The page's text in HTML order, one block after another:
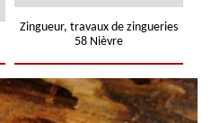
Zingueur, travaux de zingueries
58 Nièvre